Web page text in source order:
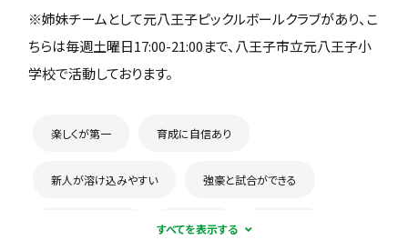
※姉妹チームとして元八王子ピックルボールクラブがあり、こ
ちらは毎週土曜日17:00-21:00まで、八王子市立元八王子小
学校で活動しております。
楽しくが第一 育成に自信あり
新人が溶け込みやすい 強豪と試合ができる
見学可能